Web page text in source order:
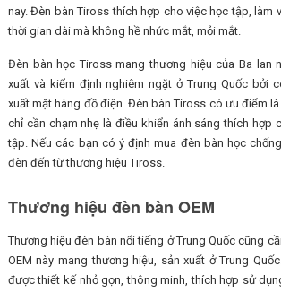
nay. Đèn bàn Tiross thích hợp cho việc học tập, làm
thời gian dài mà không hề nhức mắt, mỏi mắt.
Đèn bàn học Tiross mang thương hiệu của Ba lan
xuất và kiểm định nghiêm ngặt ở Trung Quốc bởi
xuất mặt hàng đồ điện. Đèn bàn Tiross có ưu điểm
chỉ cần chạm nhẹ là điều khiển ánh sáng thích hợp
tập. Nếu các bạn có ý định mua đèn bàn học
đèn đến từ thương hiệu Tiross.
Thương hiệu đèn bàn OEM
Thương hiệu đèn bàn nổi tiếng ở Trung Quốc cũng
OEM này mang thương hiệu, sản xuất ở Trung
được thiết kế nhỏ gọn, thông minh, thích hợp sử